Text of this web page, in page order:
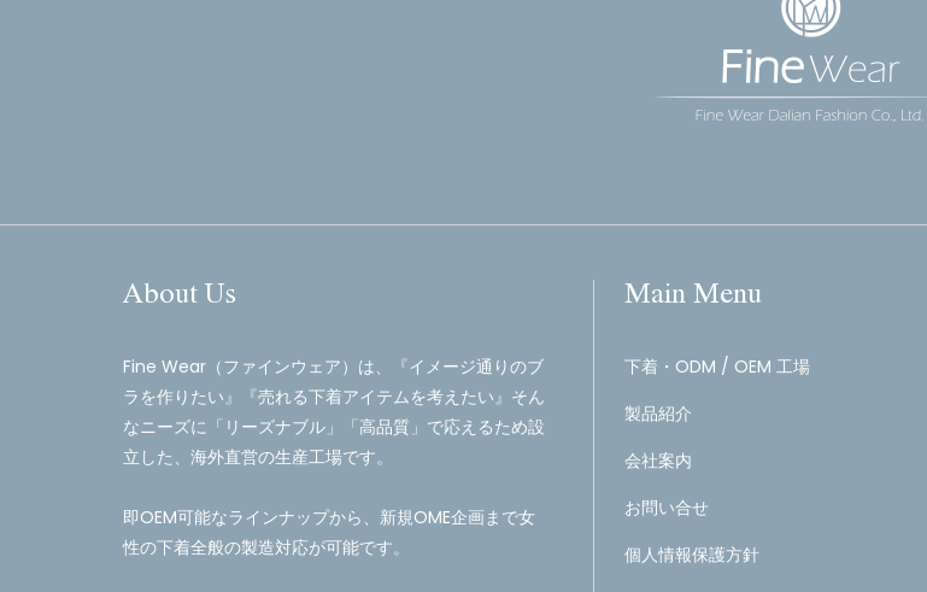
About Us
Fine Wear（ファインウェア）は、『イメージ通りのブ
ラを作りたい』『売れる下着アイテムを考えたい』そん
なニーズに「リーズナブル」「高品質」で応えるため設
立した、海外直営の生産工場です。
即OEM可能なラインナップから、新規OME企画まで女
性の下着全般の製造対応が可能です。
Main Menu
下着・ODM / OEM 工場
製品紹介
会社案内
お問い合せ
個人情報保護方針